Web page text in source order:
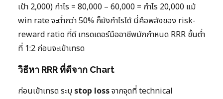
เป้า 2,000) กำไร = 80,000 – 60,000 = กำไร 20,000 แม้
win rate จะต่ำกว่า 50% ก็ยังกำไรได้ นี่คือพลังของ risk-
reward ratio ที่ดี เทรดเดอร์มืออาชีพมักกำหนด RRR ขั้นต่ำ
ที่ 1:2 ก่อนจะเข้าเทรด
วิธีหา RRR ที่ดีจาก Chart
ก่อนเข้าเทรด ระบุ stop lossจากจุดที่ technical